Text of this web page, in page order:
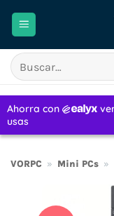
Buscar
por:
VORPC » Mini PCs »